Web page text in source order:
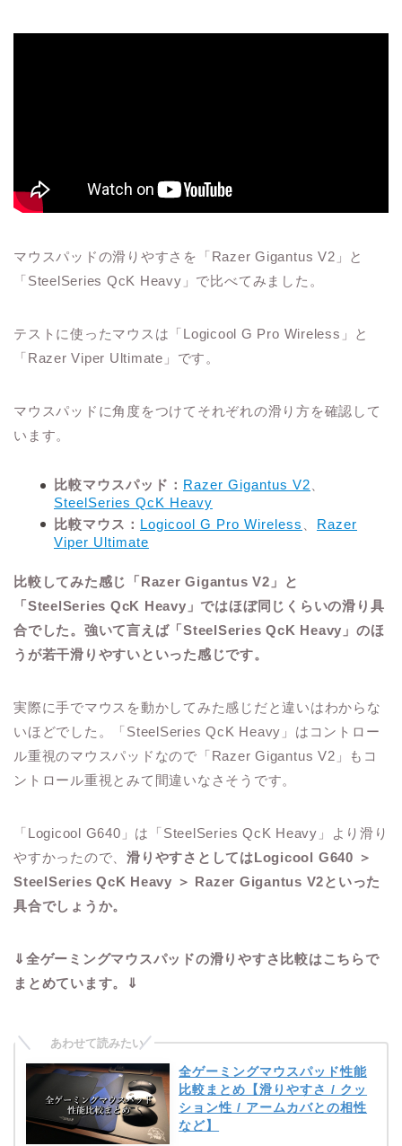
マウスパッドの滑りやすさを「Razer Gigantus V2」と
「SteelSeries QcK Heavy」で比べてみました。
テストに使ったマウスは「Logicool G Pro Wireless」と
「Razer Viper Ultimate」です。
マウスパッドに角度をつけてそれぞれの滑り方を確認して
います。
比較マウスパッド： Razer Gigantus V2
SteelSeries QcK Heavy
比較マウス： Logicool G Pro Wireless
Razer
Viper Ultimate
比較してみた感じ「Razer Gigantus V2」と
「SteelSeries QcK Heavy」ではほぼ同じくらいの滑り具
合でした。強いて言えば「SteelSeries QcK Heavy」のほ
うが若干滑りやすいといった感じです。
実際に手でマウスを動かしてみた感じだと違いはわからな
いほどでした。「SteelSeries QcK Heavy」はコントロー
ル重視のマウスパッドなので「Razer Gigantus V2」もコ
ントロール重視とみて間違いなさそうです。
「Logicool G640」は「SteelSeries QcK Heavy」より滑り
やすかったので、滑りやすさとしてはLogicool G640 ＞
SteelSeries QcK Heavy ＞ Razer Gigantus V2といった
具合でしょうか。
⇓全ゲーミングマウスパッドの滑りやすさ比較はこちらで
まとめています。⇓
全ゲーミングマウスパッド性能
比較まとめ【滑りやすさ / クッ
ション性 / アームカバとの相性
など】